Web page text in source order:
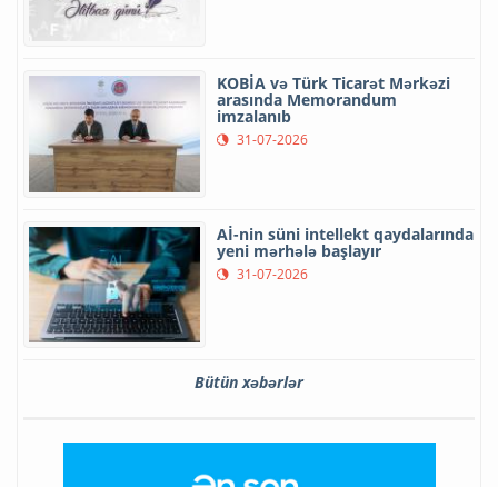
KOBİA və Türk Ticarət Mərkəzi
arasında Memorandum
imzalanıb
31-07-2026
Aİ-nin süni intellekt qaydalarında
yeni mərhələ başlayır
31-07-2026
Bütün xəbərlər